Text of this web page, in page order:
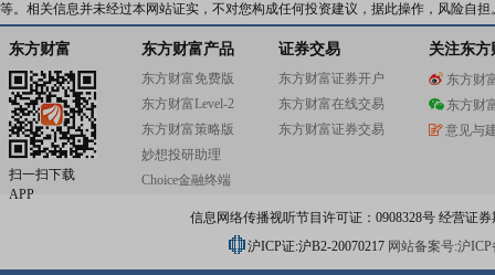
等。相关信息并未经过本网站证实，不对您构成任何投资建议，据此操作，风险自担